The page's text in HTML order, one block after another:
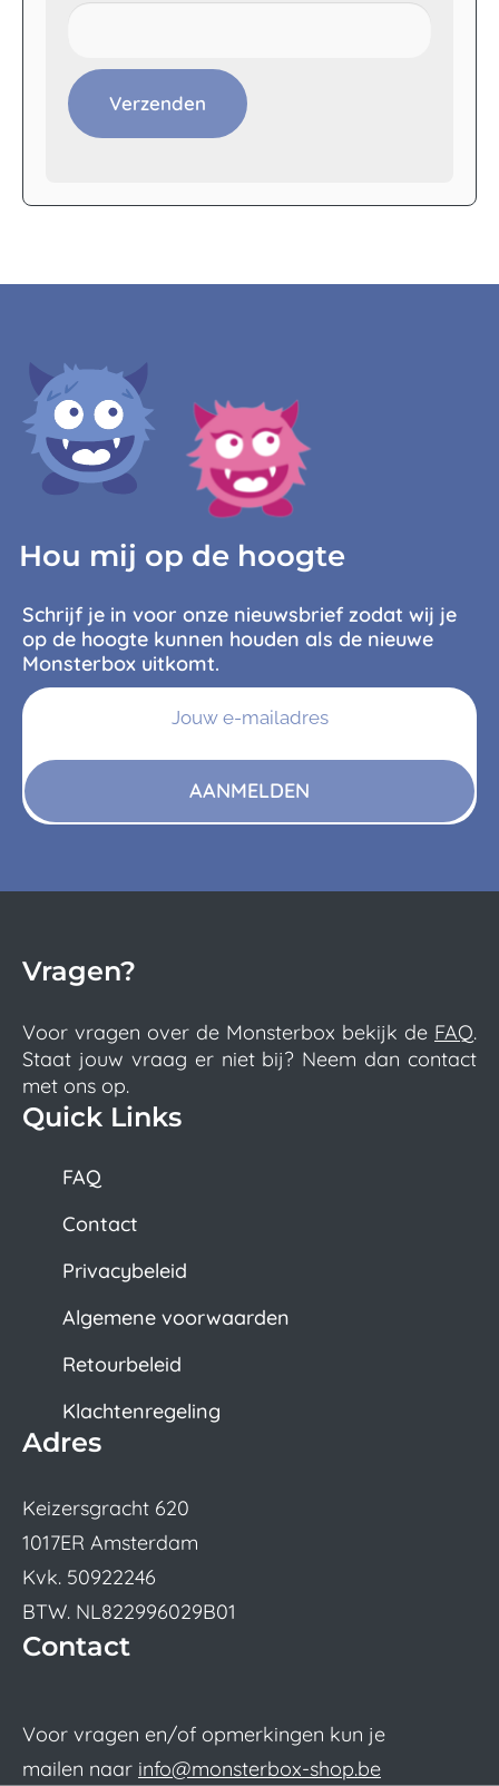
Hou mij op de hoogte
Schrijf je in voor onze nieuwsbrief zodat wij je
op de hoogte kunnen houden als de nieuwe
Monsterbox uitkomt.
AANMELDEN
Vragen?
Voor vragen over de Monsterbox bekijk de FAQ.
Staat jouw vraag er niet bij? Neem dan contact
met ons op.
Quick Links
FAQ
Contact
Privacybeleid
Algemene voorwaarden
Retourbeleid
Klachtenregeling
Adres
Keizersgracht 620
1017ER Amsterdam
Kvk. 50922246
BTW. NL822996029B01
Contact
Voor vragen en/of opmerkingen kun je
mailen naar info@monsterbox-shop.be